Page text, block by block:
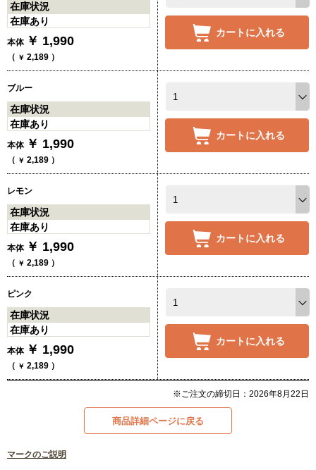
在庫状況
在庫あり
本体 ￥ 1,990
（ ￥ 2,189 ）
カートに入れる
ブルー
在庫状況
在庫あり
本体 ￥ 1,990
（ ￥ 2,189 ）
カートに入れる
レモン
在庫状況
在庫あり
本体 ￥ 1,990
（ ￥ 2,189 ）
カートに入れる
ピンク
在庫状況
在庫あり
本体 ￥ 1,990
（ ￥ 2,189 ）
カートに入れる
※ご注文の締切日：2026年8月22日
商品詳細ページに戻る
マークのご説明